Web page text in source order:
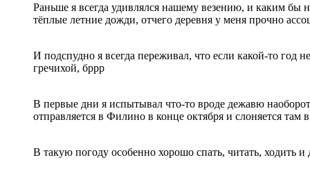
Раньше я всегда удивлялся нашему везению, и каким
тёплые летние дожди, отчего деревня у меня прочно
И подспудно я всегда переживал, что если какой-то год
гречихой, бррр
В первые дни я испытывал что-то вроде дежавю
отправляется в Филино в конце октября и слоняется там
В такую погоду особенно хорошо спать, читать, ходить